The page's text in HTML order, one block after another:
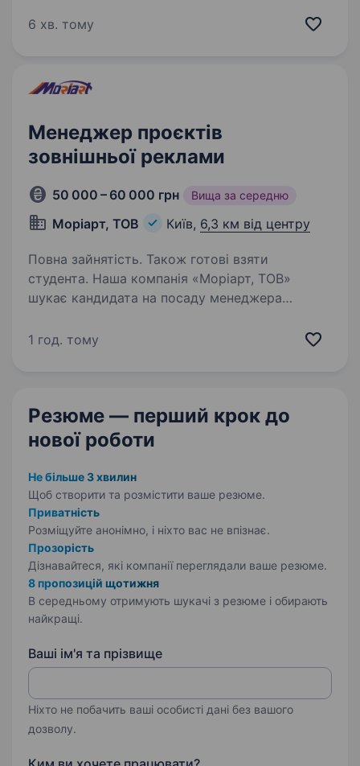
на побудову комплексної системи безпеки
6 хв. тому
Менеджер проєктів
зовнішньої реклами
50 000 – 60 000 грн Вища за середню
Моріарт, ТОВ Київ, 6,3 км від центру
Повна зайнятість. Також готові взяти
студента. Наша компанія «Моріарт, ТОВ»
шукає кандидата на посаду менеджера
України понад 15 років, працюємо по всій
1 год. тому
Резюме — перший крок до
нової роботи
Не більше 3 хвилин
Щоб створити та розмістити ваше резюме.
Приватність
Розміщуйте анонімно, і ніхто вас не впізнає.
Прозорість
Дізнавайтеся, які компанії переглядали ваше резюме.
8 пропозицій щотижня
В середньому отримують шукачі з резюме і обирають
найкращі.
Ваші ім'я та прізвище
Ніхто не побачить ваші особисті дані без вашого
дозволу.